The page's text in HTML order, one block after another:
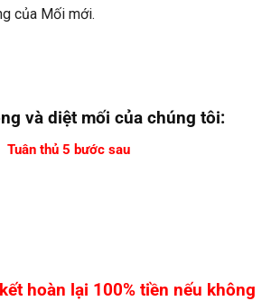
của Mối mới.
và diệt mối của chúng tôi:
Tuân thủ 5 bước sau
hoàn lại 100% tiền nếu không